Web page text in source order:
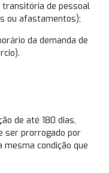
transitória de pessoal
ou afastamentos);
da demanda de
de até 180 dias,
ser prorrogado por
mesma condição que